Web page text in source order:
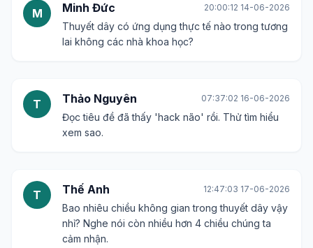
M Minh Đức 20:00:12 14-06-2026
Thuyết dây có ứng dụng thực tế nào trong tương
lai không các nhà khoa học?
T Thảo Nguyên 07:37:02 16-06-2026
Đọc tiêu đề đã thấy 'hack não' rồi. Thử tìm hiểu
xem sao.
T Thế Anh 12:47:03 17-06-2026
Bao nhiêu chiều không gian trong thuyết dây vậy
nhỉ? Nghe nói còn nhiều hơn 4 chiều chúng ta
cảm nhận.